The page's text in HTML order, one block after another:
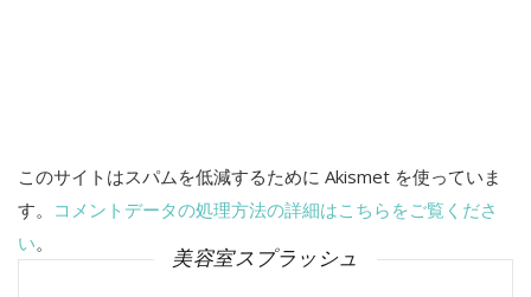
このサイトはスパムを低減するために Akismet を使っていま
す。 コメントデータの処理方法の詳細はこちらをご覧くださ
い。
美容室スプラッシュ